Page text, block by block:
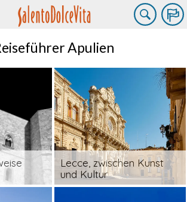
Apulien
Lecce, zwischen Kunst
und Kultur